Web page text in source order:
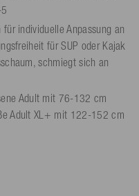
individuelle Anpassung an
für SUP oder Kajak
schmiegt sich an
Adult mit 76-132 cm
Adult XL+ mit 122-152 cm